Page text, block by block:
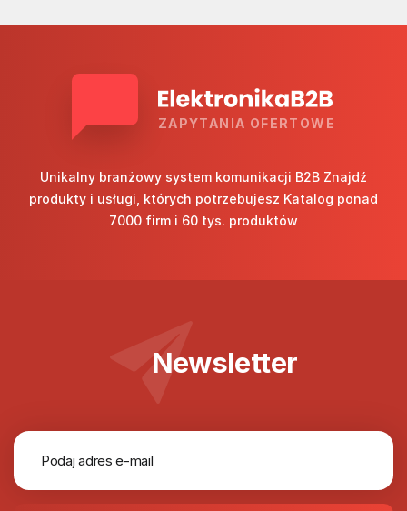
ZAPYTANIA OFERTOWE
Unikalny branżowy system komunikacji B2B Znajdź
produkty i usługi, których potrzebujesz Katalog ponad
7000 firm i 60 tys. produktów
Newsletter